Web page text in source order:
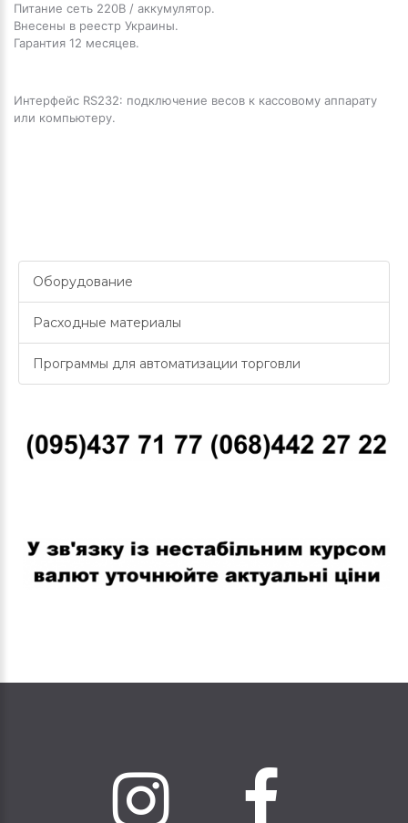
Питание сеть 220В / аккумулятор.
Внесены в реестр Украины.
Гарантия 12 месяцев.
Интерфейс RS232: подключение весов к кассовому аппарату
или компьютеру.
Оборудование
Расходные материалы
Программы для автоматизации торговли